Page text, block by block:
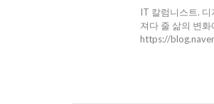
IT 칼럼니스트.
져다 줄 삶의 변
https://